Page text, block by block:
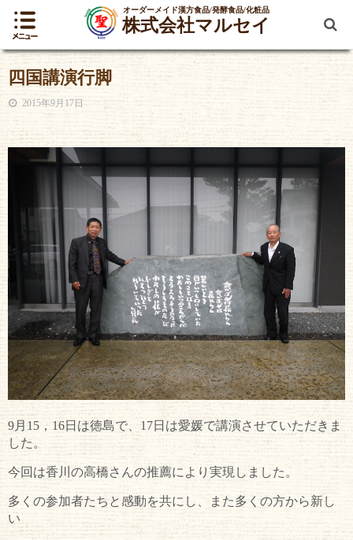
オーダーメイド漢方食品/発酵食品/化粧品
株式会社マルセイ
四国講演行脚
2015年9月17日
9月15，16日は徳島で、17日は愛媛で講演させていただきま
した。
今回は香川の高橋さんの推薦により実現しました。
多くの参加者たちと感動を共にし、また多くの方から新し
い